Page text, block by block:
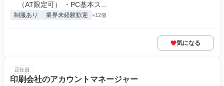
（AT限定可） ・PC基本ス...
制服あり 業界未経験歓迎 +12個
気になる
正社員
印刷会社のアカウントマネージャー